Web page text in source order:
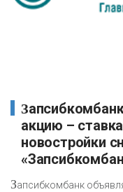
Запсибкомбанк объявляет июльскую
акцию –
новостройки
Запсибкомбанк